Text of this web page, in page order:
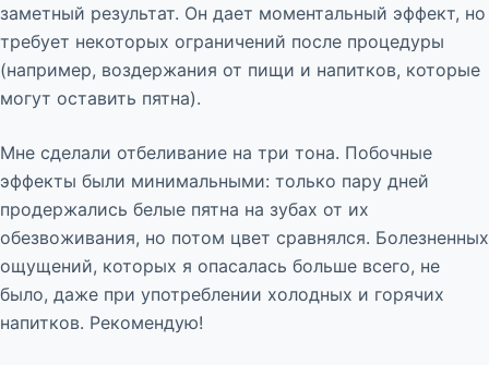
заметный результат. Он дает моментальный эффект, но
требует некоторых ограничений после процедуры
(например, воздержания от пищи и напитков, которые
могут оставить пятна).
Мне сделали отбеливание на три тона. Побочные
эффекты были минимальными: только пару дней
продержались белые пятна на зубах от их
обезвоживания, но потом цвет сравнялся. Болезненных
ощущений, которых я опасалась больше всего, не
было, даже при употреблении холодных и горячих
напитков. Рекомендую!